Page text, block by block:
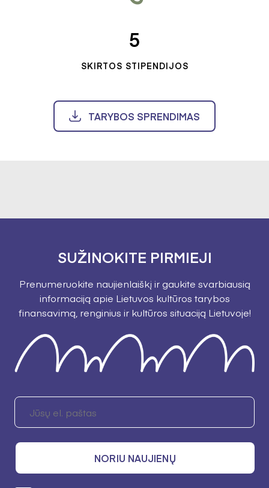
5
SKIRTOS STIPENDIJOS
TARYBOS SPRENDIMAS
SUŽINOKITE PIRMIEJI
Prenumeruokite naujienlaiškį ir gaukite svarbiausią
informaciją apie Lietuvos kultūros tarybos
finansavimą, renginius ir kultūros situaciją Lietuvoje!
NORIU NAUJIENŲ